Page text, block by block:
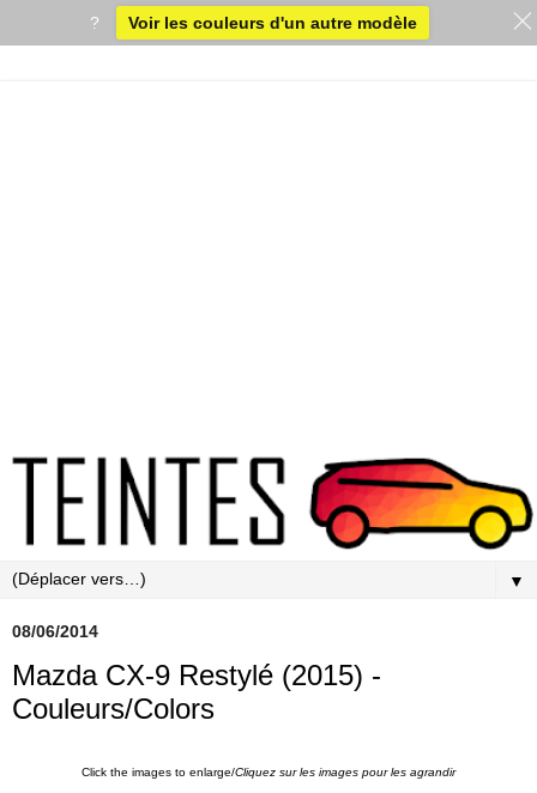
▼
08/06/2014
Mazda CX-9 Restylé (2015) -
Couleurs/Colors
Click the images to enlarge/Cliquez sur les images pour les agrandir
? Voir les couleurs d'un autre modèle